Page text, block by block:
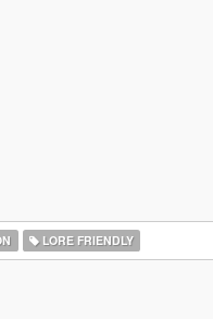
LORE FRIENDLY